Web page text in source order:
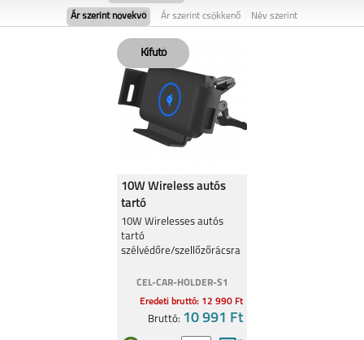
GOOGLE PIXEL 9 PRO
Ár szerint növekvő Ár szerint csökkenő Név szerint
10W Wireless autós
tartó
szélvédőre/szellőzőrácsra
10W Wirelesses autós
tartó
szélvédőre/szellőzőrácsra
CEL-CAR-HOLDER-S1
Eredeti bruttó: 12 990 Ft
Bruttó: 10 991 Ft